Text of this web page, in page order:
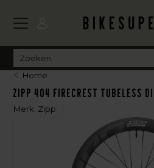
Home
Zipp 404 Firecrest Tubeless
Merk: Zipp